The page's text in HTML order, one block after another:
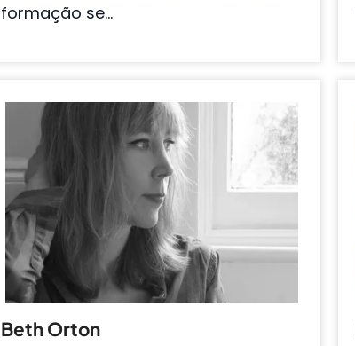
formação se…
Beth Orton